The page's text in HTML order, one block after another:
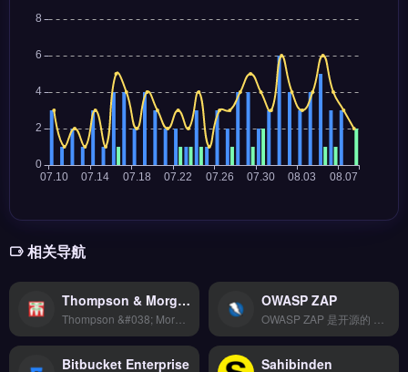
相关导航
Thompson & Morgan OWASP ZAP
Bitbucket Enterprise Sahibinden